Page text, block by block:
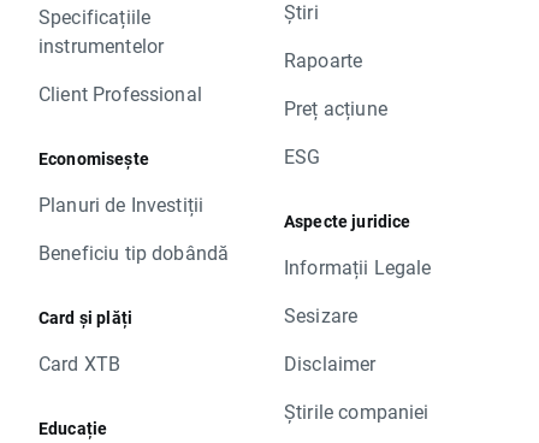
Specificațiile
instrumentelor
Client Professional
Economisește
Planuri de Investiții
Beneficiu tip dobândă
Card și plăți
Card XTB
Educație
Știri
Rapoarte
Preț acțiune
ESG
Aspecte juridice
Informații Legale
Sesizare
Disclaimer
Știrile companiei